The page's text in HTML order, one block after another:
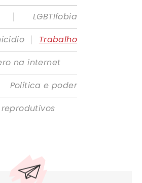
|
LGBTIfobia
|
Trabalho
na internet
Política e poder